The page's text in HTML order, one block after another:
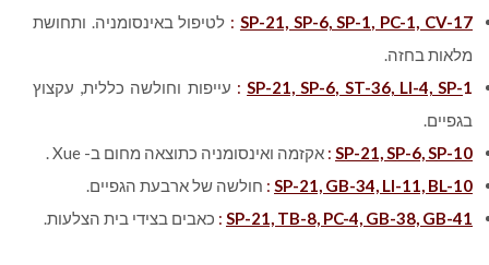
SP-21, SP-6, SP-1, PC-1, CV-17
: לטיפול באינסומניה. ותחושת
מלאות בחזה.
SP-21, SP-6, ST-36, LI-4, SP-1
: עייפות וחולשה כללית, עקצוץ
בגפיים.
SP-21, SP-6, SP-10
: אקזמה ואינסומניה כתוצאה מחום ב- Xue .
SP-21, GB-34, LI-11, BL-10
: חולשה של ארבעת הגפיים.
SP-21, TB-8, PC-4, GB-38, GB-41
: כאבים בצידי בית הצלעות.